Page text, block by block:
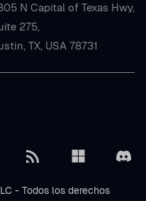
N Capital of Texas Hwy,
275,
TX, USA 78731
- Todos los derechos